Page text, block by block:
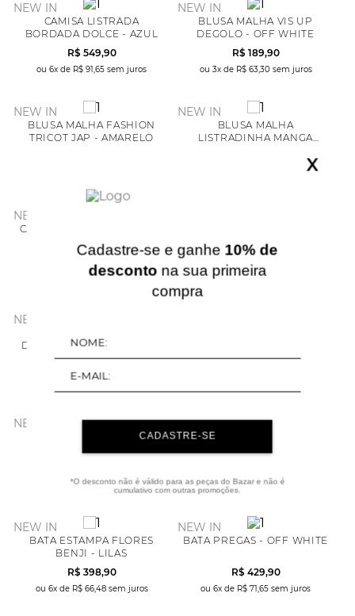
X
Cadastre-se e ganhe 10% de
desconto na sua primeira
compra
CADASTRE-SE
*O desconto não é válido para as peças do Bazar e não é
cumulativo com outras promoções.
NEW IN
CAMISA LISTRADA
BORDADA DOLCE - AZUL
R$ 549,90
ou 6x de R$ 91,65 sem juros
NEW IN
BLUSA MALHA VIS UP
DEGOLO - OFF WHITE
R$ 189,90
ou 3x de R$ 63,30 sem juros
NEW IN
BLUSA MALHA FASHION
TRICOT JAP - AMARELO
NEW IN
BLUSA MALHA
LISTRADINHA MANGA
sem juros
NEW IN
CAMISA LINHO SANTORINE
MANGA CURTA - AZUL
MARINHO
78,31sem juros
LISTRADINHA MANGA
LONGA - AZUL MARINHO
ou 3x deR$ 63 ,30
NEW IN
DEGOLO - AZUL MARINHO
x deR$ 63,30sem juros
NEW IN
x deR$ 63,30sem juros
NEW IN
BLUSA MALHA VIS UP
ou3x deR$ 63,30sem juros
NEW IN
BATA ESTAMPA FLORES
BENJI - LILAS
R$ 398,90
ou 6x de R$ 66,48sem juros
NEW IN
BATA PREGAS - OFF WHITE
R$ 429,90
ou 6x de R$ 71,65 sem juros